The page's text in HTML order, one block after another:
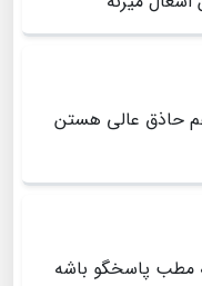
حاذق عالی هستن
مطب پاسخگو باشه